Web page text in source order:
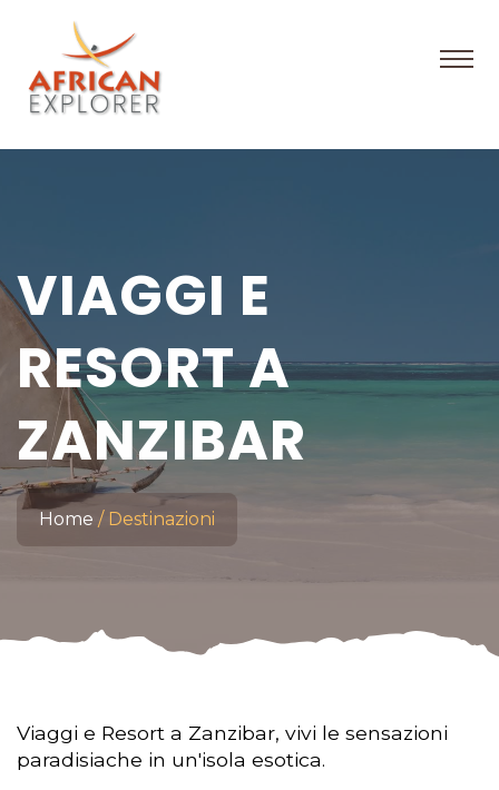
VIAGGI E
RESORT A
ZANZIBAR
Home Destinazioni
Viaggi e Resort a Zanzibar, vivi le sensazioni
paradisiache in un'isola esotica.